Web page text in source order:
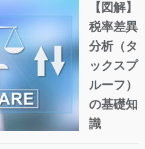
【図解】
税率差異
分析（タ
ックスプ
ルーフ）
の基礎知
識